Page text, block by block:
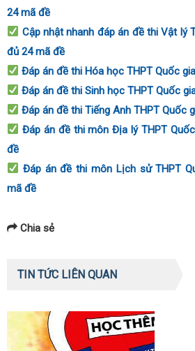
24 mã đề
Cập nhật nhanh đáp án đề thi Vật lý
đủ 24 mã đề
Đáp án đề thi Hóa học THPT Quốc
Đáp án đề thi Sinh học THPT Quốc
Đáp án đề thi Tiếng Anh THPT Quốc
Đáp án đề thi môn Địa lý THPT
đề
Đáp án đề thi môn Lịch sử THPT
mã đề
Chia sẻ
TIN TỨC LIÊN QUAN